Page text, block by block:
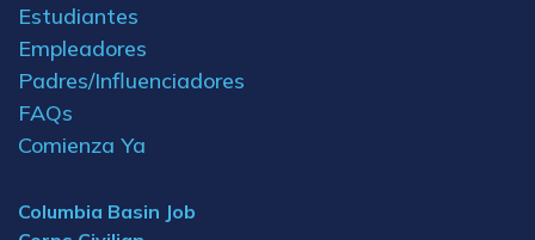
Estudiantes
Empleadores
Padres/Influenciadores
FAQs
Comienza Ya
Columbia Basin Job